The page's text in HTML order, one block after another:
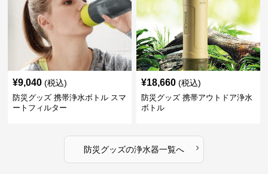
¥9,040 (税込)
防災グッズ 携帯浄水ボトル スマ
ートフィルター
¥18,660 (税込)
防災グッズ 携帯アウトドア浄水
ボトル
防災グッズの浄水器一覧へ ›